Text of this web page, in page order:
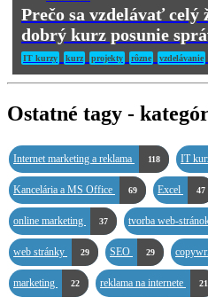
Prečo sa vzdelávať celý
dobrý kurz posunie
IT kurzy kurz projekty rôzne vzdelávanie
Ostatné tagy -
Internet marketing a reklama 118 IT
Kancelária a MS Office 69 Excel 47
online marketing 37 tvorba web-
web stránky 29 SEO 29
marketing 22 reklama na internete 21